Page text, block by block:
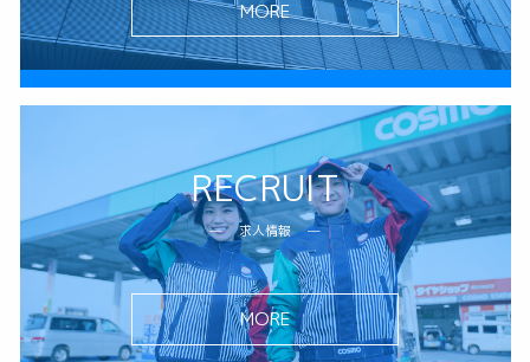
MORE
RECRUIT
求人情報
MORE